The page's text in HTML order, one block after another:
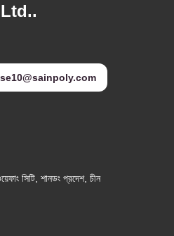
সিটি, শানডং প্রদেশ, চীন